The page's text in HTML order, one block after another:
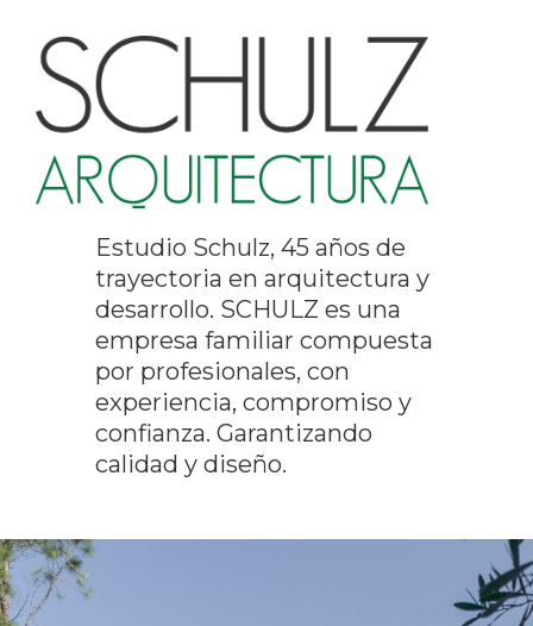
Estudio Schulz, 45 años de
trayectoria en arquitectura y
desarrollo. SCHULZ es una
empresa familiar compuesta
por profesionales, con
experiencia, compromiso y
confianza. Garantizando
calidad y diseño.